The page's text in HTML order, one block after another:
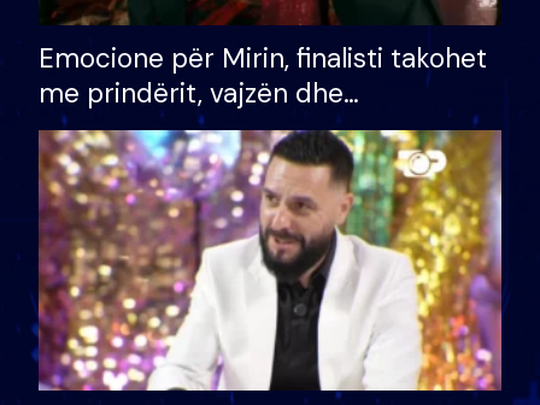
Emocione për Mirin, finalisti takohet
me prindërit, vajzën dhe
bashkëshorten: S’kemi ndonjë letër
divorci apo jo?